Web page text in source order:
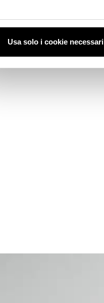
Usa solo i cookie necessari